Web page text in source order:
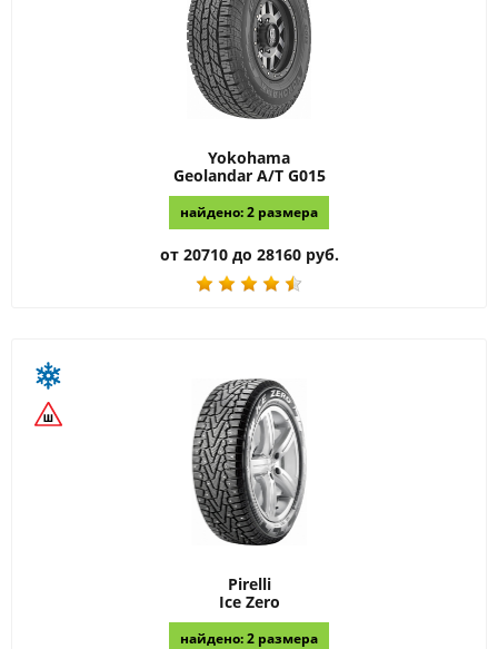
Yokohama
Geolandar A/T G015
найдено: 2 размера
от 20710 до 28160 руб.
Pirelli
Ice Zero
найдено: 2 размера